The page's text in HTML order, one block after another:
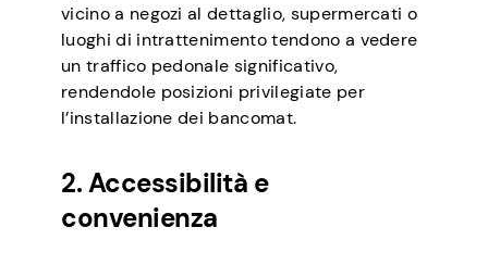
vicino a negozi al dettaglio, supermercati o
luoghi di intrattenimento tendono a vedere
un traffico pedonale significativo,
rendendole posizioni privilegiate per
l’installazione dei bancomat.
2. Accessibilità e
convenienza